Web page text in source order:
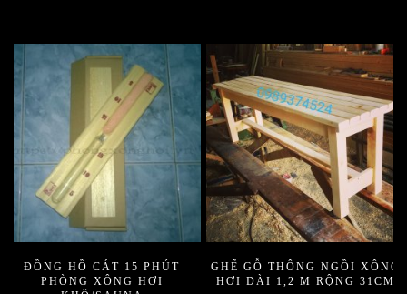
ĐỒNG HỒ CÁT 15 PHÚT
PHÒNG XÔNG HƠI
GHẾ GỖ THÔNG NGỒI XÔNG
HƠI DÀI 1,2 M RỘNG 31CM